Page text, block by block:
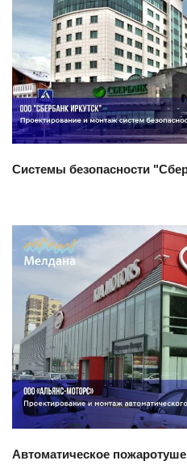
Смотреть
Системы безопасности
Смотреть
Автоматическое